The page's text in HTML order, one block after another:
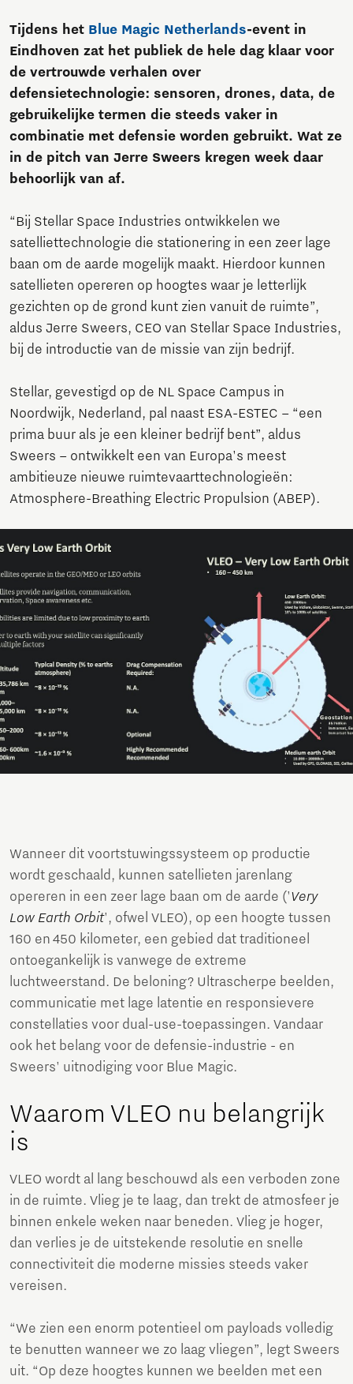
Tijdens het Blue Magic Netherlands-event in
Eindhoven zat het publiek de hele dag klaar voor
de vertrouwde verhalen over
defensietechnologie: sensoren, drones, data, de
gebruikelijke termen die steeds vaker in
combinatie met defensie worden gebruikt. Wat ze
in de pitch van Jerre Sweers kregen week daar
behoorlijk van af.
“Bij Stellar Space Industries ontwikkelen we
satelliettechnologie die stationering in een zeer lage
baan om de aarde mogelijk maakt. Hierdoor kunnen
satellieten opereren op hoogtes waar je letterlijk
gezichten op de grond kunt zien vanuit de ruimte”,
aldus Jerre Sweers, CEO van Stellar Space Industries,
bij de introductie van de missie van zijn bedrijf.
Stellar, gevestigd op de NL Space Campus in
Noordwijk, Nederland, pal naast ESA-ESTEC – “een
prima buur als je een kleiner bedrijf bent”, aldus
Sweers – ontwikkelt een van Europa's meest
ambitieuze nieuwe ruimtevaarttechnologieën:
Atmosphere-Breathing Electric Propulsion (ABEP).
Wanneer dit voortstuwingssysteem op productie
wordt geschaald, kunnen satellieten jarenlang
opereren in een zeer lage baan om de aarde ('Very
Low Earth Orbit', ofwel VLEO), op een hoogte tussen
160 en 450 kilometer, een gebied dat traditioneel
ontoegankelijk is vanwege de extreme
luchtweerstand. De beloning? Ultrascherpe beelden,
communicatie met lage latentie en responsievere
constellaties voor dual-use-toepassingen. Vandaar
ook het belang voor de defensie-industrie - en
Sweers' uitnodiging voor Blue Magic.
Waarom VLEO nu belangrijk
is
VLEO wordt al lang beschouwd als een verboden zone
in de ruimte. Vlieg je te laag, dan trekt de atmosfeer je
binnen enkele weken naar beneden. Vlieg je hoger,
dan verlies je de uitstekende resolutie en snelle
connectiviteit die moderne missies steeds vaker
vereisen.
“We zien een enorm potentieel om payloads volledig
te benutten wanneer we zo laag vliegen”, legt Sweers
uit. “Op deze hoogtes kunnen we beelden met een